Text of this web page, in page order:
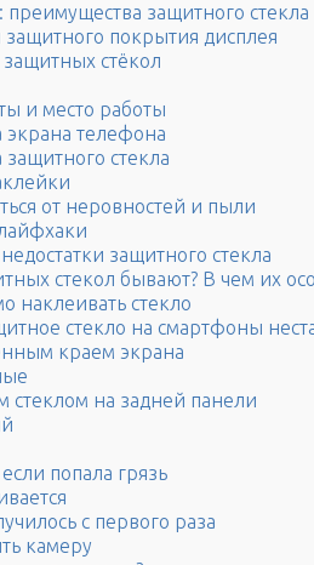
защитного стекла
защитного покрытия дисплея
стёкол
и место работы
экрана телефона
защитного стекла
от неровностей и пыли
защитного стекла
стекол бывают? В чем их
наклеивать стекло
стекло на смартфоны
краем экрана
стеклом на задней панели
попала грязь
с первого раза
камеру